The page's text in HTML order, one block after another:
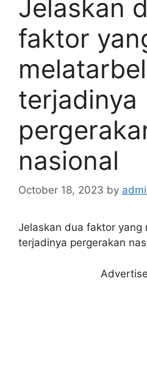
Jelaskan
faktor
terjadinya
nasional
October 18, 2023 by
Jelaskan dua faktor yang
terjadinya pergerakan